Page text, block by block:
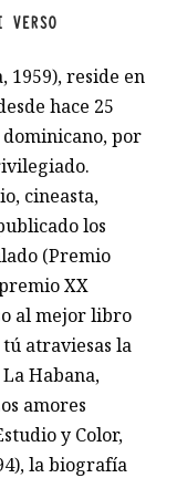
VERSO
1959), reside en
hace 25
dominicano, por
cineasta,
los
(Premio
XX
al mejor libro
tú atraviesas la
Habana,
amores
y Color,
la biografía